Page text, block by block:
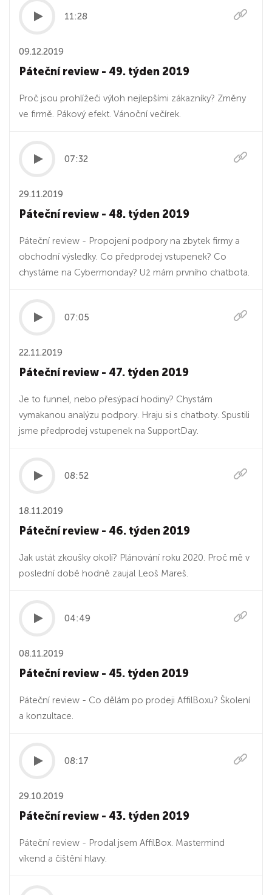
11:28
09.12.2019
Páteční review - 49. týden 2019
Proč jsou prohlížeči výloh nejlepšími zákazníky? Změny
ve firmě. Pákový efekt. Vánoční večírek.
07:32
29.11.2019
Páteční review - 48. týden 2019
Páteční review - Propojení podpory na zbytek firmy a
obchodní výsledky. Co předprodej vstupenek? Co
chystáme na Cybermonday? Už mám prvního chatbota.
07:05
22.11.2019
Páteční review - 47. týden 2019
Je to funnel, nebo přesýpací hodiny? Chystám
vymakanou analýzu podpory. Hraju si s chatboty. Spustili
jsme předprodej vstupenek na SupportDay.
08:52
18.11.2019
Páteční review - 46. týden 2019
Jak ustát zkoušky okolí? Plánování roku 2020. Proč mě v
poslední době hodně zaujal Leoš Mareš.
04:49
08.11.2019
Páteční review - 45. týden 2019
Páteční review - Co dělám po prodeji AffilBoxu? Školení
a konzultace.
08:17
29.10.2019
Páteční review - 43. týden 2019
Páteční review - Prodal jsem AffilBox. Mastermind
víkend a čištění hlavy.